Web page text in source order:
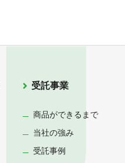
受託事業
商品ができるまで
当社の強み
受託事例